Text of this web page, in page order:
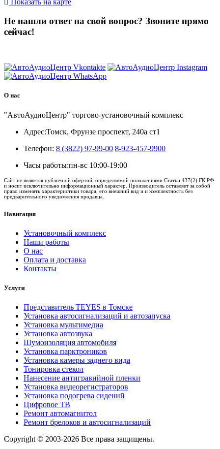
Не нашли ответ на свой вопрос? Звоните прямо
сейчас!
О нас
"АвтоАудиоЦентр" торгово-установочный комплекс
Адрес:Томск, Фрунзе проспект, 240а ст1
Телефон: 8 (3822) 97-99-00 8-923-457-9900
Часы работы:пн-вс 10:00-19:00
Сайт не является публичной офертой, определяемой положениями Статьи 437(2) ГК РФ
и носит исключительно информационный характер. Производитель оставляет за собой
право изменять характеристики товара, его внешний вид и и комплектность без
предварительного уведомления продавца.
Навигация
Установочный комплекс
Наши работы
О нас
Оплата и доставка
Контакты
Услуги
Представитель TEYES в Томске
Установка автосигнализаций и автозапуска
Установка мультимедиа
Установка автозвука
Шумоизоляция автомобиля
Установка парктроников
Установка камеры заднего вида
Тонировка стекол
Нанесение антигравийной пленки
Установка видеорегистраторов
Установка подогрева сидений
Цифровое ТВ
Ремонт автомагнитол
Ремонт брелоков и автосигнализаций
Copyright © 2003-2026 Все права защищены.